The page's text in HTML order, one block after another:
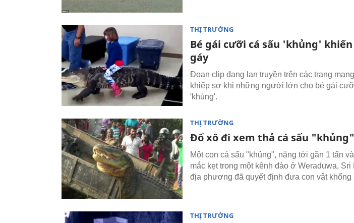
THỊ TRƯỜNG
Bé gái cưỡi cá sấu 'khủng'
gáy
Đoạn clip đang lan truyền trên các trang
khiếp sợ khi những người lớn cho bé gái
'khủng'.
THỊ TRƯỜNG
Đổ xô đi xem thả cá sấu
Một con cá sấu "khủng", nặng tới gần 1 tấn
mắc kẹt trong một kênh đào ở Weraduwa,
địa phương đã quyết định đưa con vật
THỊ TRƯỜNG